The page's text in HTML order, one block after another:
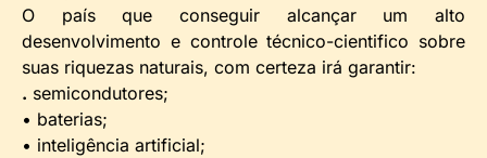
O país que conseguir alcançar um alto
desenvolvimento e controle técnico-cientifico sobre
suas riquezas naturais, com certeza irá garantir:
. semicondutores;
• baterias;
• inteligência artificial;